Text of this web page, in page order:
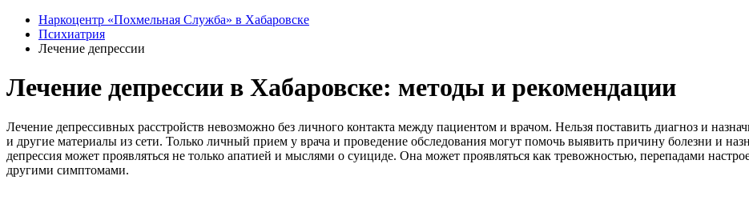
Наркоцентр «Похмельная Служба» в Хабаровске
Психиатрия
Лечение депрессии
Лечение депрессии в Хабаровске: методы и рекомендации
Лечение депрессивных расстройств невозможно без личного контакта между пациентом и врачом. Нельзя поставить диагноз и
и другие материалы из сети. Только личный прием у врача и проведение обследования могут помочь выявить причину болезни и
депрессия может проявляться не только апатией и мыслями о суициде. Она может проявляться как тревожностью, перепадами
другими симптомами.